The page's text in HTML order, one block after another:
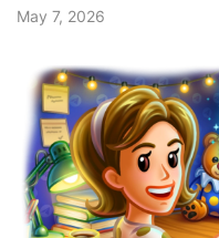
May 7, 2026